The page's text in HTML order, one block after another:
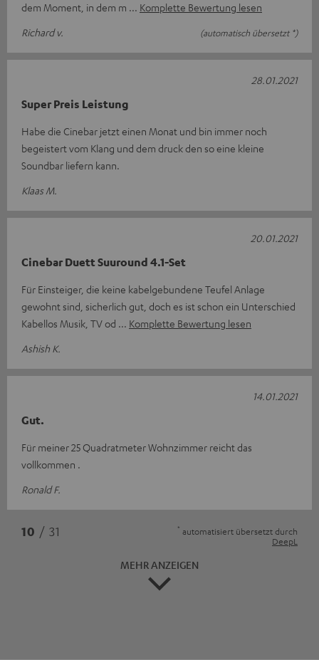
dem Moment, in dem m
Komplette Bewertung lesen
Richard v.
(automatisch übersetzt *)
Super Preis Leistung
Habe die Cinebar jetzt einen Monat und bin immer noch
begeistert vom Klang und dem druck den so eine kleine
Soundbar liefern kann.
Klaas M.
28.01.2021
Cinebar Duett Suuround 4.1-Set
Für Einsteiger, die keine kabelgebundene Teufel Anlage
gewohnt sind, sicherlich gut, doch es ist schon ein Unterschied
Kabellos Musik, TV od
Komplette Bewertung lesen
Ashish K.
20.01.2021
Gut.
Für meiner 25 Quadratmeter Wohnzimmer reicht das
vollkommen .
Ronald F.
14.01.2021
10 / 31 * automatisiert übersetzt durch
DeepL
MEHR ANZEIGEN